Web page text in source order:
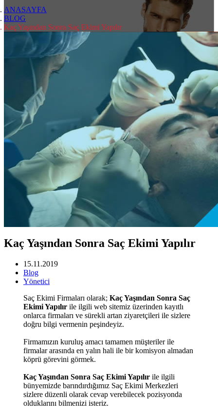
ANASAYFA
BLOG
Kaç Yaşından Sonra Saç Ekimi Yapılır
Kaç Yaşından Sonra Saç Ekimi Yapılır
15.11.2019
Blog
Yönetici
Saç Ekimi Firmaları olarak; Kaç Yaşından Sonra Saç
Ekimi Yapılır ile ilgili web sitemiz üzerinden kayıtlı
onlarca firmaları ve sürekli artan ziyaretçileri ile sizlere
doğru bilgi vermenin peşindeyiz.
Firmamızın kuruluş amacı tamamen müşteriler ile
firmalar arasında en yalın hali ile bir komisyon almadan
köprü görevini görmek.
Kaç Yaşından Sonra Saç Ekimi Yapılır ile ilgili
bünyemizde barındırdığımız Saç Ekimi Merkezleri
sizlere düzenli olarak cevap verebilecek pozisyonda
olduklarını bilmenizi isteriz.